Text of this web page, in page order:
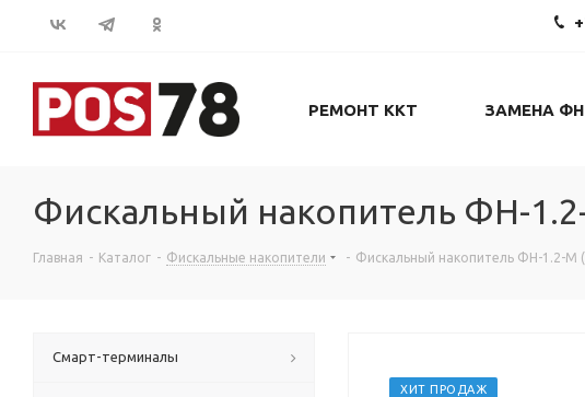
РЕМОНТ ККТ ЗАМЕНА ФН
Фискальный накопитель ФН-
Главная - Каталог - Фискальные накопители - Фискальный накопитель ФН-1.2-М
ХИТ ПРОДАЖ
Смарт-терминалы